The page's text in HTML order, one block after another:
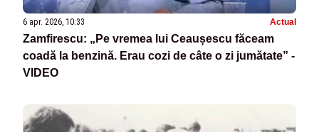
6 apr. 2026, 10:33 Actual
Zamfirescu: „Pe vremea lui Ceaușescu făceam
coadă la benzină. Erau cozi de câte o zi jumătate” -
VIDEO